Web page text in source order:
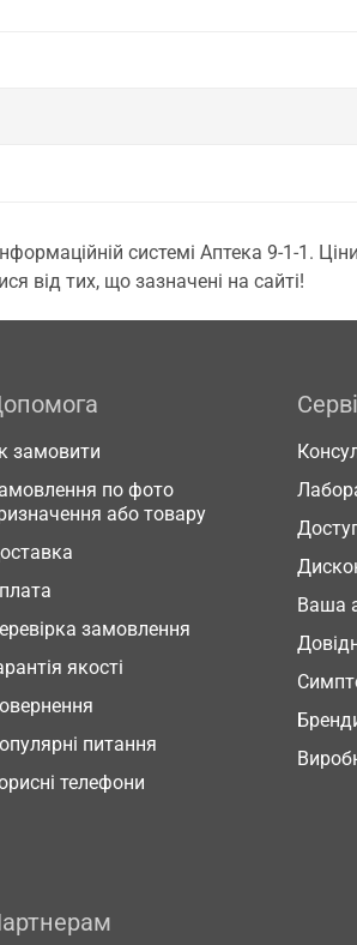
системі Аптека 9-1-1.
від тих, що зазначені на сайті!
замовити
по фото
або товару
замовлення
якості
питання
телефони
Ваша